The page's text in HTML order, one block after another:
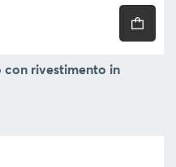
con rivestimento in